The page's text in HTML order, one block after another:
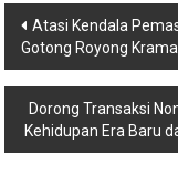
Navigasi
pos
Atasi Kendala
Gotong Royong
Dorong Transaksi
Kehidupan Era Baru